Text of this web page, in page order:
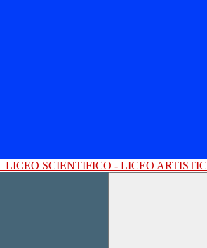
LICEO SCIENTIFICO - LICEO